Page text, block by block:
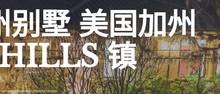
墅 美国加州
镇